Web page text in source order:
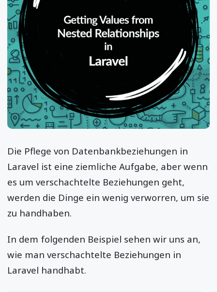
Die Pflege von Datenbankbeziehungen in
Laravel ist eine ziemliche Aufgabe, aber wenn
es um verschachtelte Beziehungen geht,
werden die Dinge ein wenig verworren, um sie
zu handhaben.
In dem folgenden Beispiel sehen wir uns an,
wie man verschachtelte Beziehungen in
Laravel handhabt.